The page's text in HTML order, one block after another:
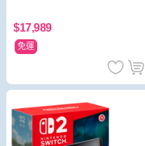
$17,989
免運